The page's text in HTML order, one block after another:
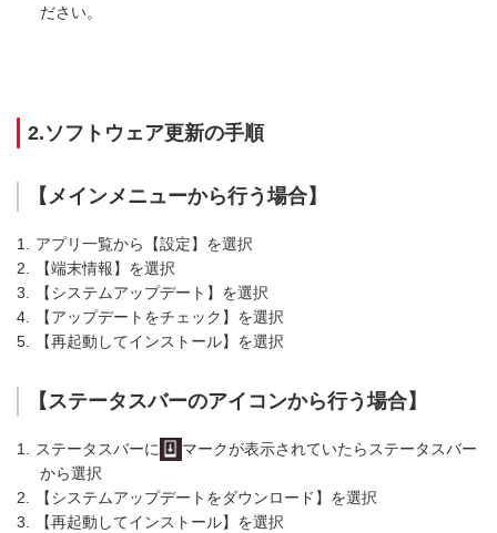
ださい。
2.ソフトウェア更新の手順
【メインメニューから行う場合】
1.
アプリ一覧から【設定】を選択
2.
【端末情報】を選択
3.
【システムアップデート】を選択
4.
【アップデートをチェック】を選択
5.
【再起動してインストール】を選択
【ステータスバーのアイコンから行う場合】
1. ステータスバーに
マークが表示されていたらステータスバー
から選択
2.
【システムアップデートをダウンロード】を選択
3.
【再起動してインストール】を選択